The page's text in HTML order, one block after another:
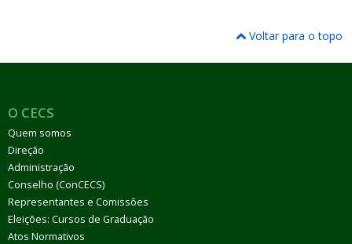
Voltar para o topo
O CECS
Quem somos
Direção
Administração
Conselho (ConCECS)
Representantes e Comissões
Eleições: Cursos de Graduação
Atos Normativos